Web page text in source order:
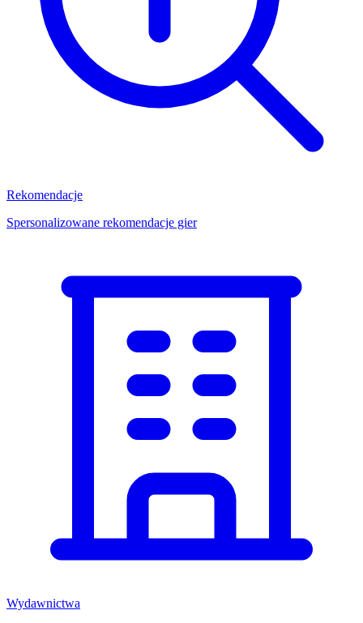
Rekomendacje
Spersonalizowane rekomendacje gier
Wydawnictwa